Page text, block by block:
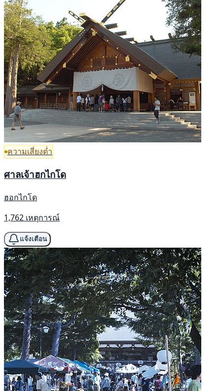
ความเสี่ยงต่ำ
ศาลเจ้าฮกไกโด
ฮอกไกโด
1,762 เหตุการณ์
แจ้งเตือน